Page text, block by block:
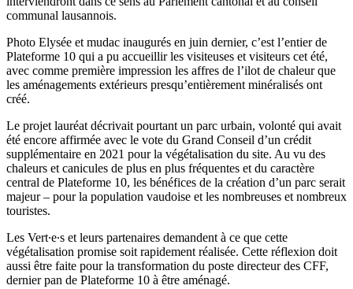
communal lausannois.
Photo Elysée et mudac inaugurés en juin dernier, c’est l’entier de
Plateforme 10 qui a pu accueillir les visiteuses et visiteurs cet été,
avec comme première impression les affres de l’ilot de chaleur que
les aménagements extérieurs presqu’entièrement minéralisés ont
créé.
Le projet lauréat décrivait pourtant un parc urbain, volonté qui avait
été encore affirmée avec le vote du Grand Conseil d’un crédit
supplémentaire en 2021 pour la végétalisation du site. Au vu des
chaleurs et canicules de plus en plus fréquentes et du caractère
central de Plateforme 10, les bénéfices de la création d’un parc serait
majeur – pour la population vaudoise et les nombreuses et nombreux
touristes.
Les Vert∙e∙s et leurs partenaires demandent à ce que cette
végétalisation promise soit rapidement réalisée. Cette réflexion doit
aussi être faite pour la transformation du poste directeur des CFF,
dernier pan de Plateforme 10 à être aménagé.